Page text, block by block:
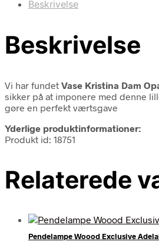
Beskrivelse
Beskrivelse
Vi har fundet Vase Kristina Dam
sikker på at imponere med denne
gøre en perfekt værtsgave
Yderlige produktinformationer:
Produkt id: 18751
Relaterede
Pendelampe Woood Exclusive